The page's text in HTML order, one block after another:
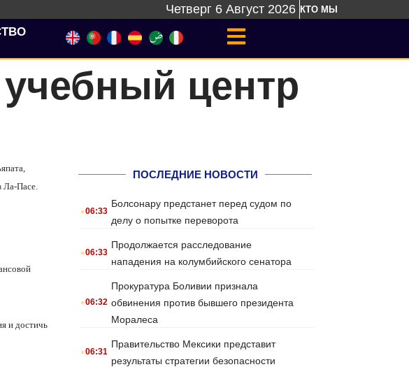
Четверг 6 Август 2026 КТО МЫ
центр
Ла-Пасе.
и достичь
ПОСЛЕДНИЕ НОВОСТИ
.06:33
Болсонару предстанет перед судом по
делу о попытке переворота
.06:33
Продолжается расследование
нападения на колумбийского сенатора
.06:32
Прокуратура Боливии признала
обвинения против бывшего президента
Моралеса
.06:31
Правительство Мексики представит
результаты стратегии безопасности